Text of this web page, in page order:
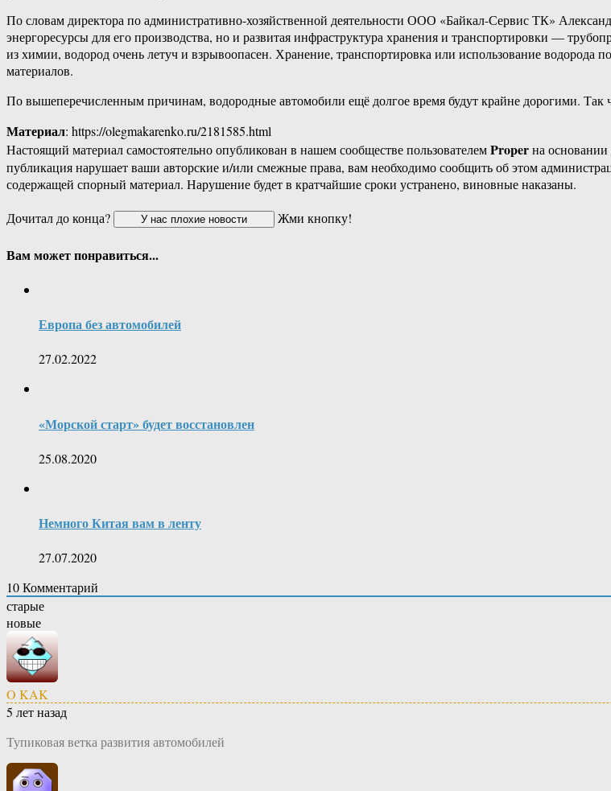
По словам директора по административно-хозяйственной деятельности ООО «Байкал-Сервис ТК»
энергоресурсы для его производства, но и развитая инфраструктура хранения и транспортировки —
из химии, водород очень летуч и взрывоопасен. Хранение, транспортировка или использование водорода
материалов.
По вышеперечисленным причинам, водородные автомобили ещё долгое время будут крайне дорогими. Так
Материал: https://olegmakarenko.ru/2181585.html
Настоящий материал самостоятельно опубликован в нашем сообществе пользователемProperна
публикация нарушает ваши авторские и/или смежные права, вам необходимо сообщить об этом
содержащей спорный материал. Нарушение будет в кратчайшие сроки устранено, виновные наказаны.
Дочитал до конца?
Жми кнопку!
Вам может понравиться...
Европа без автомобилей
27.02.2022
«Морской старт» будет восстановлен
25.08.2020
Немного Китая вам в ленту
27.07.2020
10Комментарий
старые
новые
O KAK
5 лет назад
Тупиковая ветка развития автомобилей